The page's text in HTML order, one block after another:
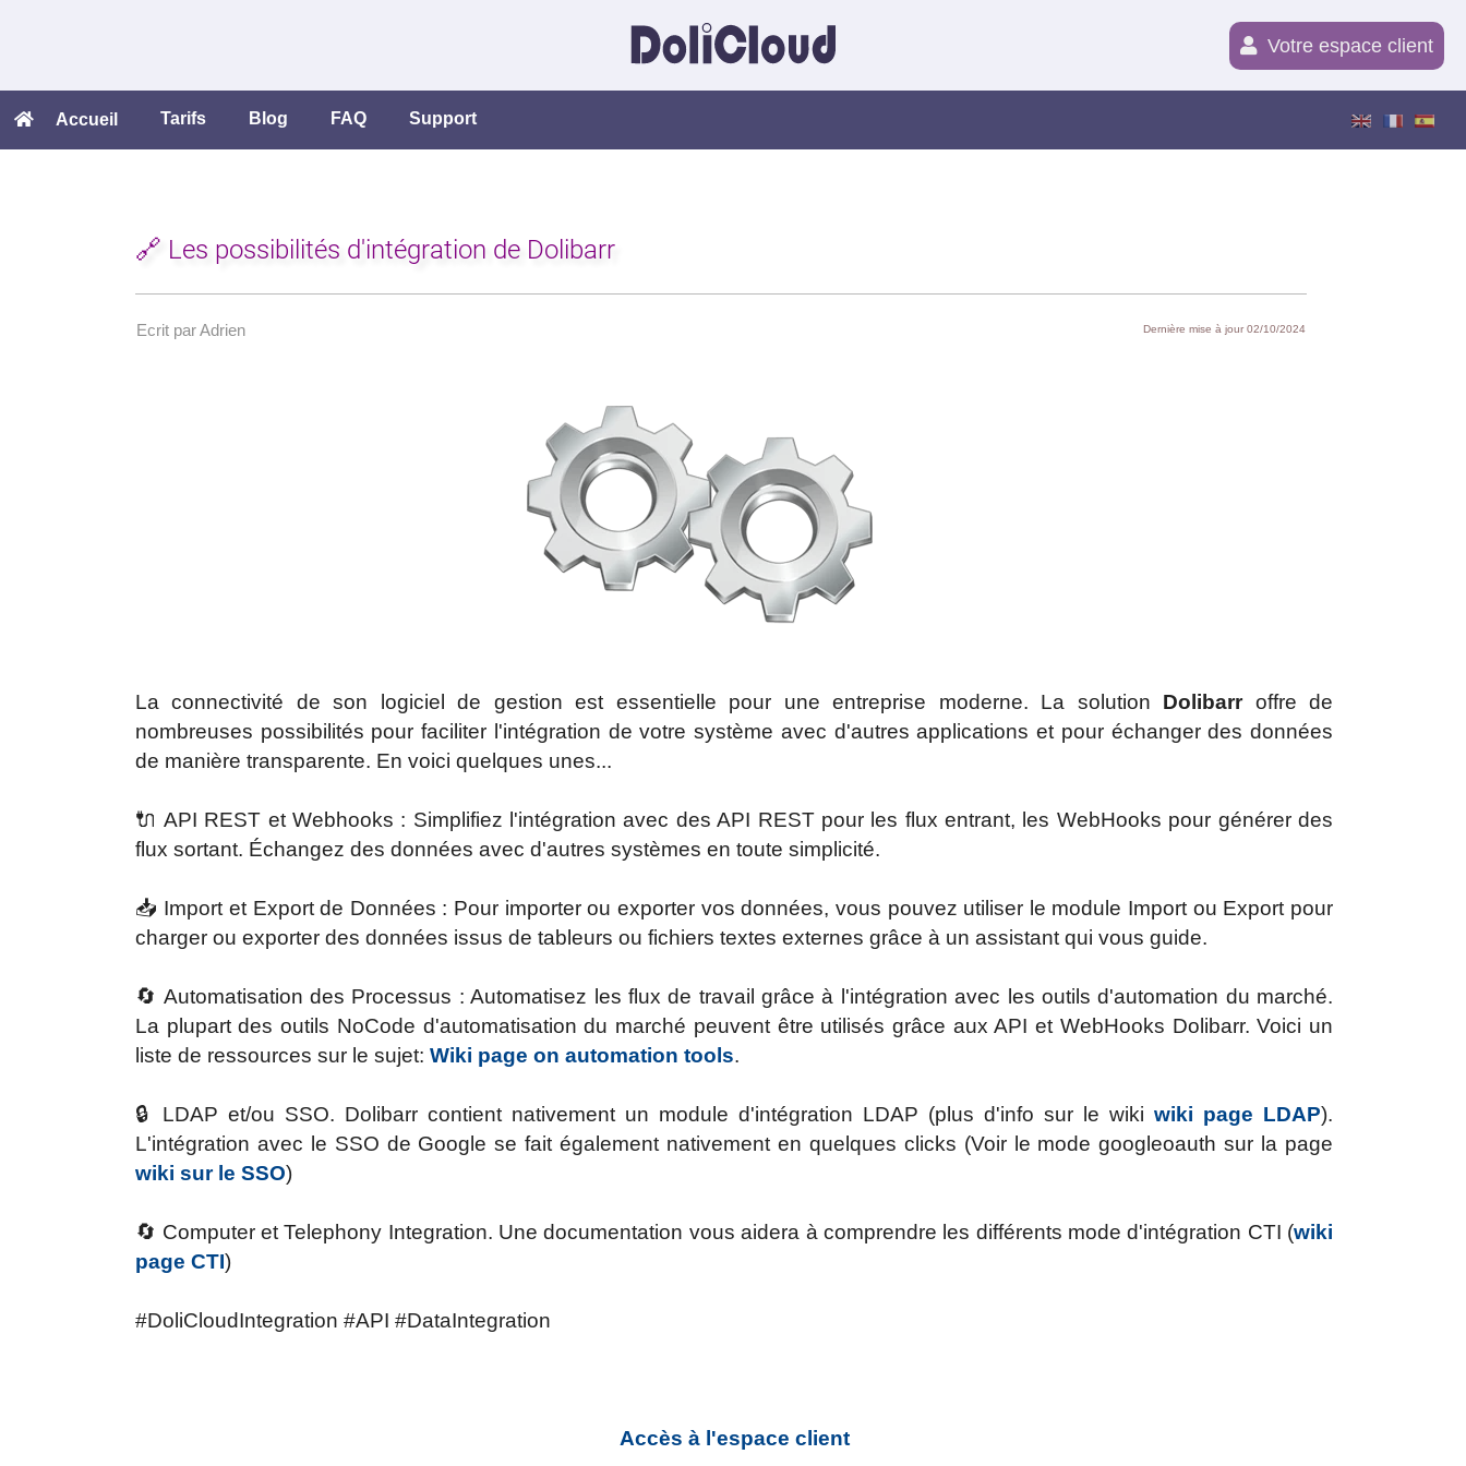
Votre espace client
Accueil Tarifs Blog FAQ Support
🔗 Les possibilités d'intégration de Dolibarr
Ecrit par Adrien Dernière mise à jour 02/10/2024
La connectivité de son logiciel de gestion est essentielle pour une entreprise moderne. La solution Dolibarroffre de
nombreuses possibilités pour faciliter l'intégration de votre système avec d'autres applications et pour échanger des données
de manière transparente. En voici quelques unes...
🔌 API REST et Webhooks : Simplifiez l'intégration avec des API REST pour les flux entrant, les WebHooks pour générer des
flux sortant. Échangez des données avec d'autres systèmes en toute simplicité.
📥 Import et Export de Données : Pour importer ou exporter vos données, vous pouvez utiliser le module Import ou Export pour
charger ou exporter des données issus de tableurs ou fichiers textes externes grâce à un assistant qui vous guide.
🔄 Automatisation des Processus : Automatisez les flux de travail grâce à l'intégration avec les outils d'automation du marché.
La plupart des outils NoCode d'automatisation du marché peuvent être utilisés grâce aux API et WebHooks Dolibarr. Voici un
liste de ressources sur le sujet: Wiki page on automation tools.
🔒 LDAP et/ou SSO. Dolibarr contient nativement un module d'intégration LDAP (plus d'info sur le wiki wiki page LDAP).
L'intégration avec le SSO de Google se fait également nativement en quelques clicks (Voir le mode googleoauth sur la page
wiki sur le SSO)
🔄 Computer et Telephony Integration. Une documentation vous aidera à comprendre les différents mode d'intégration CTI (wiki
page CTI)
#DoliCloudIntegration #API #DataIntegration
Accès à l'espace client